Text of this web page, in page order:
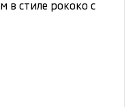
в стиле рококо с